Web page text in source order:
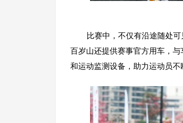
比赛中，不仅有沿途随处
百岁山还提供赛事官方用车，
和运动监测设备，助力运动员不